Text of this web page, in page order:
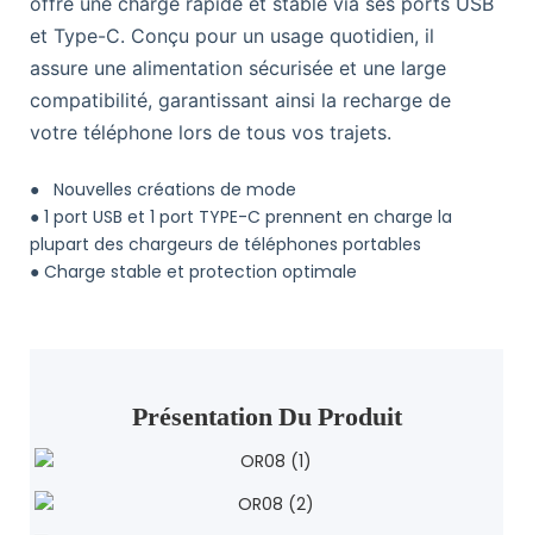
et Type-C. Conçu pour un usage quotidien, il
assure une alimentation sécurisée et une large
compatibilité, garantissant ainsi la recharge de
votre téléphone lors de tous vos trajets.
● Nouvelles créations de mode
● 1 port USB et 1 port TYPE-C prennent en charge la
plupart des chargeurs de téléphones portables
● Charge stable et protection optimale
Présentation Du Produit